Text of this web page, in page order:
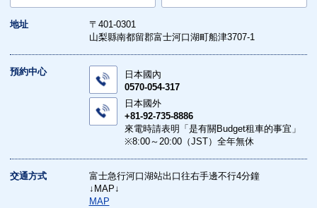
地址
〒401-0301
山梨縣南都留郡富士河口湖町船津3707-1
預約中心
日本國內
0570-054-317
日本國外
+81-92-735-8886
來電時請表明「是有關Budget租車的事宜」
※8:00～20:00（JST）全年無休
交通方式
富士急行河口湖站出口往右手邊不行4分鐘
↓MAP↓
MAP